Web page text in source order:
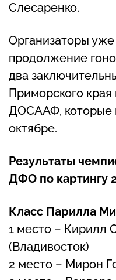
Слесаренко.
Организаторы
продолжение
два
Приморского
ДОСААФ, которые
октябре.
Результаты
ДФО по картингу
Класс Парилла
1 место – Кирилл
(Владивосток)
2 место – Мирон